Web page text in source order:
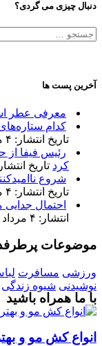
دنبال چیزی می گردی؟
جستجو
آخرین پست ها
معرفی عطر
کدام
تاریخ انتشار: ۴ مرداد ۱۴۰۵
رئیس فیفا از
کرد تاریخ انتشار: ۴ مرداد
شروع
تاریخ انتشار: ۴ مرداد ۱۴۰۵
احتمال
انتشار: ۴ مرداد ۱۴۰۵
موضوعات
ورزشی مسافرت
نوشیدنی شیوه زندگی
با ما همراه باشید
انواع کش مو و